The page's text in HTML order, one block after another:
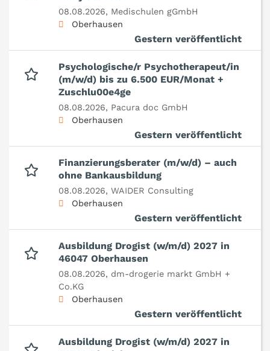
08.08.2026, Medischulen gGmbH
Oberhausen
Gestern veröffentlicht
Psychologische/r Psychotherapeut/in
(m/w/d) bis zu 6.500 EUR/Monat +
Zuschlu00e4ge
08.08.2026, Pacura doc GmbH
Oberhausen
Gestern veröffentlicht
Finanzierungsberater (m/w/d) – auch
ohne Bankausbildung
08.08.2026, WAIDER Consulting
Oberhausen
Gestern veröffentlicht
Ausbildung Drogist (w/m/d) 2027 in
46047 Oberhausen
08.08.2026, dm-drogerie markt GmbH +
Co.KG
Oberhausen
Gestern veröffentlicht
Ausbildung Drogist (w/m/d) 2027 in